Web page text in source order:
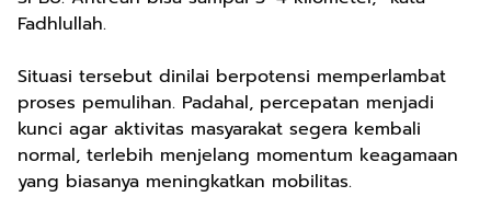
Fadhlullah.
Situasi tersebut dinilai berpotensi memperlambat
proses pemulihan. Padahal, percepatan menjadi
kunci agar aktivitas masyarakat segera kembali
normal, terlebih menjelang momentum keagamaan
yang biasanya meningkatkan mobilitas.